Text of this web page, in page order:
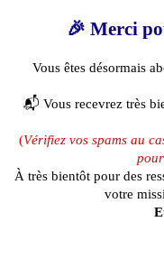
🎉 Merci
Vous êtes désormais
📬 Vous recevrez très
(Vérifiez vos spams au
À très bientôt pour des
votre